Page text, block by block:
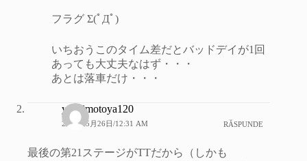
フラグ Σ(ﾟДﾟ)
いちおうこのタイム差だとバッドデイが1回
あっても大丈夫なはず・・・
あとは落車だけ・・・
yoshimotoya120
2021年5月26日/12:31 AM RĂSPUNDE
最後の第21ステージがTTだから（しかも